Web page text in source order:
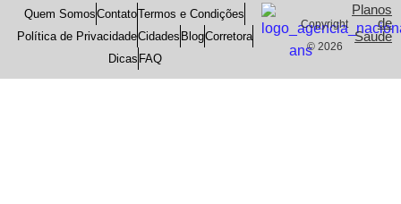
Quem SomosContatoTermos e Condições
Política de PrivacidadeCidades BlogCorretora
Dicas FAQ
Copyright
© 2026
Planos
de
Saude